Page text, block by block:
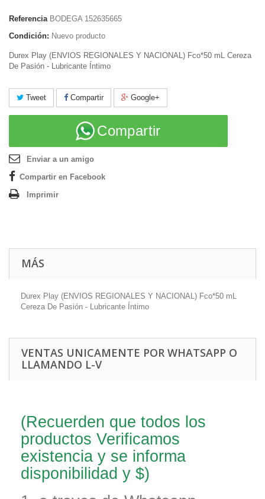
Referencia BODEGA 152635665
Condición: Nuevo producto
Durex Play (ENVIOS REGIONALES Y NACIONAL) Fco*50 mL Cereza
De Pasión - Lubricante Íntimo
Tweet Compartir Google+
Compartir
Enviar a un amigo
Compartir en Facebook
Imprimir
MÁS
Durex Play (ENVIOS REGIONALES Y NACIONAL) Fco*50 mL
Cereza De Pasión - Lubricante Íntimo
VENTAS UNICAMENTE POR WHATSAPP O
LLAMANDO L-V
(Recuerden que todos los
productos Verificamos
existencia y se informa
disponibilidad y $)